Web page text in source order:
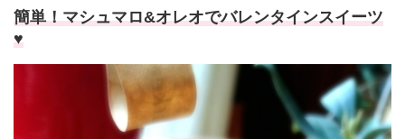
簡単！マシュマロ&オレオでバレンタインスイーツ
♥